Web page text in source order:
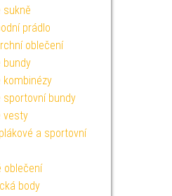
sukně
prádlo
oblečení
bundy
kombinézy
sportovní bundy
vesty
a sportovní
oblečení
body